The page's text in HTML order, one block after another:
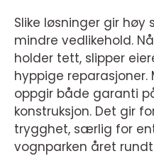
Slike løsninger gir høy
mindre vedlikehold.
holder tett, slipper
hyppige
oppgir både garanti
konstruksjon. Det gir
trygghet, særlig for
vognparken året